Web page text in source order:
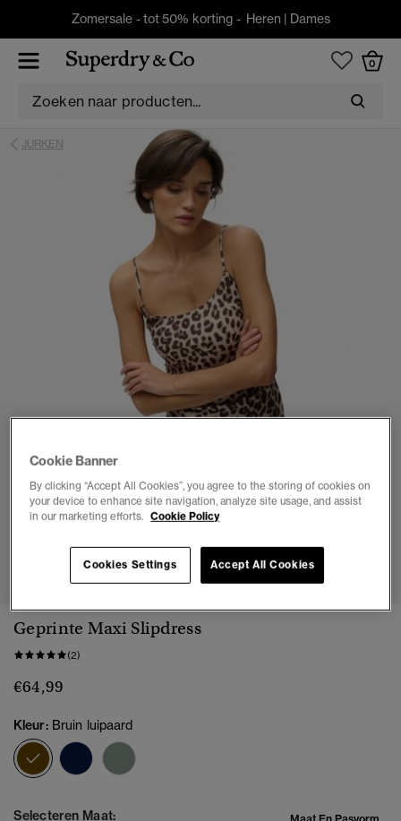
Zomersale - tot 50% korting - Heren | Dames
0
JURKEN
1 2 3 4 5 6 7 8
Geprinte Maxi Slipdress
(2)
€64,99
Kleur: Bruin luipaard
geselecteerd
Selecteren Maat:
Cookie Banner
By clicking “Accept All Cookies”, you agree to the storing of cookies on
your device to enhance site navigation, analyze site usage, and assist
in our marketing efforts. Cookie Policy
Cookies Settings Accept All Cookies